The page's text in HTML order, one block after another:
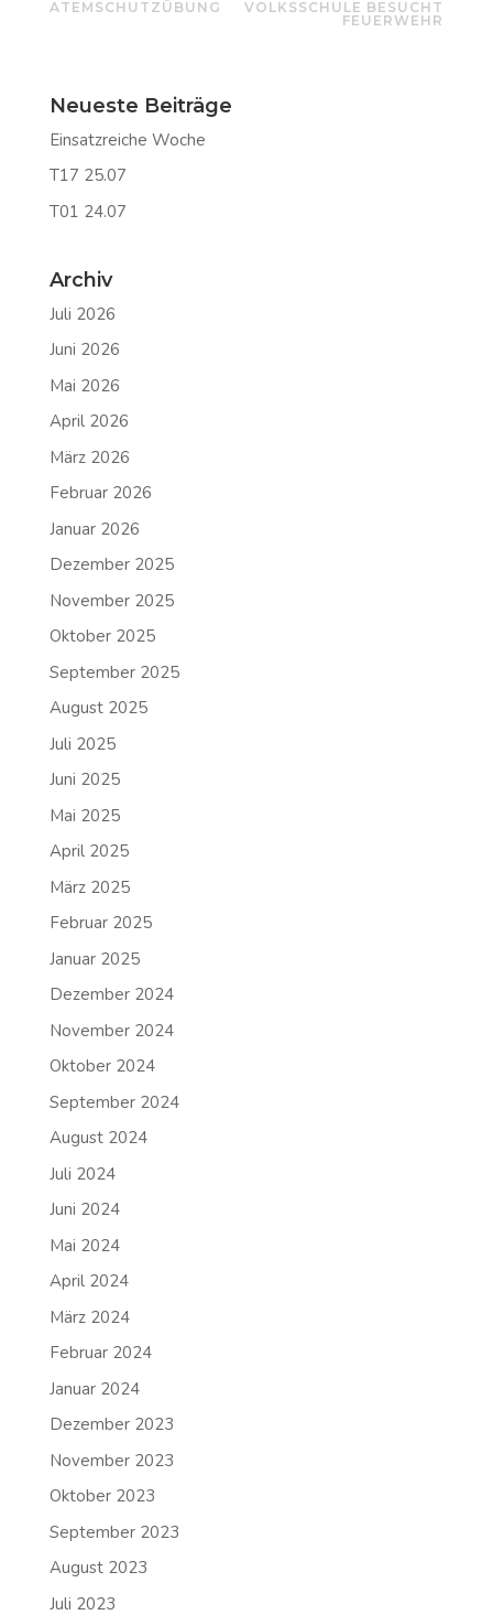
ATEMSCHUTZÜBUNG
VOLKSSCHULE BESUCHT
FEUERWEHR
Neueste Beiträge
Einsatzreiche Woche
T17 25.07
T01 24.07
Archiv
Juli 2026
Juni 2026
Mai 2026
April 2026
März 2026
Februar 2026
Januar 2026
Dezember 2025
November 2025
Oktober 2025
September 2025
August 2025
Juli 2025
Juni 2025
Mai 2025
April 2025
März 2025
Februar 2025
Januar 2025
Dezember 2024
November 2024
Oktober 2024
September 2024
August 2024
Juli 2024
Juni 2024
Mai 2024
April 2024
März 2024
Februar 2024
Januar 2024
Dezember 2023
November 2023
Oktober 2023
September 2023
August 2023
Juli 2023